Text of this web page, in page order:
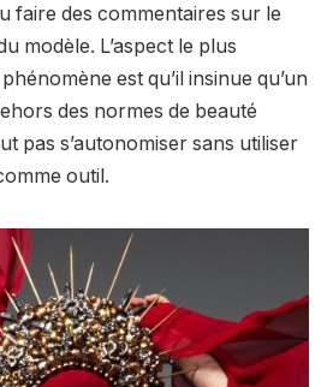
faire des commentaires sur le
modèle. L’aspect le plus
est qu’il insinue qu’un
des normes de beauté
pas s’autonomiser sans utiliser
outil.